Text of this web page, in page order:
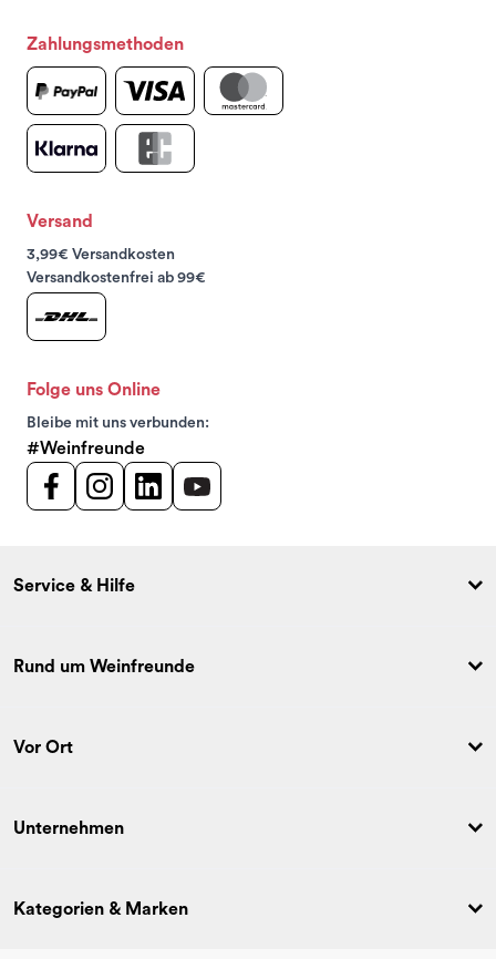
Zahlungsmethoden
Versand
3,99€ Versandkosten
Versandkostenfrei ab 99€
Folge uns Online
Bleibe mit uns verbunden:
#Weinfreunde
Service & Hilfe
Rund um Weinfreunde
Vor Ort
Unternehmen
Kategorien & Marken